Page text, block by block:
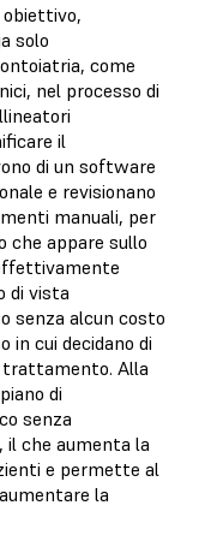
solo
come
nel processo di
il
di un software
e revisionano
manuali, per
che appare sullo
di vista
senza alcun costo
in cui decidano di
trattamento. Alla
di
senza
che aumenta la
e permette al
la